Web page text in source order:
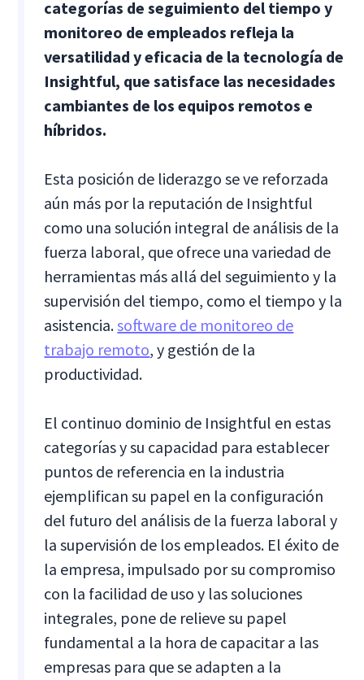
categorías de seguimiento del tiempo y
monitoreo de empleados refleja la
versatilidad y eficacia de la tecnología de
Insightful, que satisface las necesidades
cambiantes de los equipos remotos e
híbridos.
Esta posición de liderazgo se ve reforzada
aún más por la reputación de Insightful
como una solución integral de análisis de la
fuerza laboral, que ofrece una variedad de
herramientas más allá del seguimiento y la
supervisión del tiempo, como el tiempo y la
asistencia.software de monitoreo de
trabajo remoto, y gestión de la
productividad.
El continuo dominio de Insightful en estas
categorías y su capacidad para establecer
puntos de referencia en la industria
ejemplifican su papel en la configuración
del futuro del análisis de la fuerza laboral y
la supervisión de los empleados. El éxito de
la empresa, impulsado por su compromiso
con la facilidad de uso y las soluciones
integrales, pone de relieve su papel
fundamental a la hora de capacitar a las
empresas para que se adapten a la